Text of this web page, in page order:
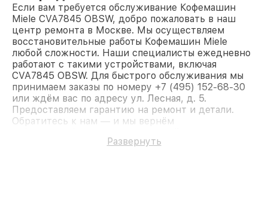
Если вам требуется обслуживание Кофемашин
Miele CVA7845 OBSW, добро пожаловать в наш
центр ремонта в Москве. Мы осуществляем
восстановительные работы Кофемашин Miele
любой сложности. Наши специалисты ежедневно
работают с такими устройствами, включая
CVA7845 OBSW. Для быстрого обслуживания мы
принимаем заказы по номеру +7 (495) 152-68-30
или ждём вас по адресу ул. Лесная, д. 5.
Предоставляем гарантию на ремонт и детали.
Обратитесь к нам — и мы вернём
Развернуть